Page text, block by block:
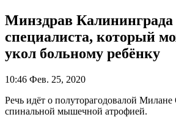
Минздрав
специалиста, который
укол больному ребёнку
10:46 Фев. 25, 2020
Речь идёт о полуторагодовалой
спинальной мышечной атрофией.